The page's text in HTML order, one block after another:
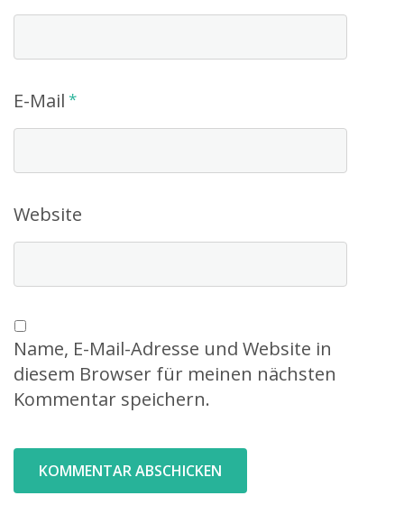
E-Mail *
Website
Name, E-Mail-Adresse und Website in
diesem Browser für meinen nächsten
Kommentar speichern.